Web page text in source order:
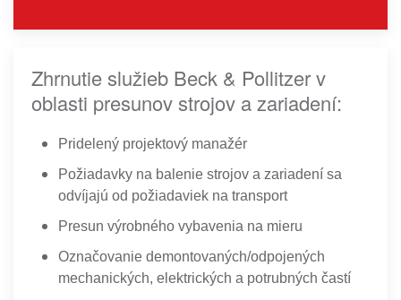
Zhrnutie služieb Beck & Pollitzer v
oblasti presunov strojov a zariadení:
Pridelený projektový manažér
Požiadavky na balenie strojov a zariadení sa
odvíjajú od požiadaviek na transport
Presun výrobného vybavenia na mieru
Označovanie demontovaných/odpojených
mechanických, elektrických a potrubných častí